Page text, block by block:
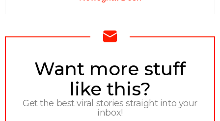
NEWSLETTER
Want more stuff
like this?
Get the best viral stories straight into your
inbox!